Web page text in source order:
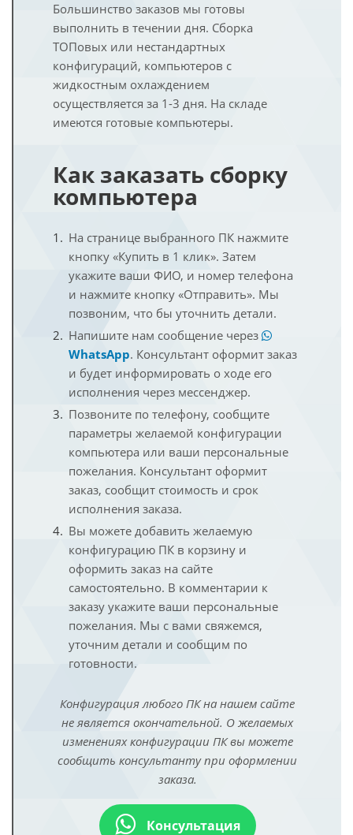
Большинство заказов мы готовы
выполнить в течении дня. Сборка
ТОПовых или нестандартных
конфигураций, компьютеров с
жидкостным охлаждением
осуществляется за 1-3 дня. На складе
имеются готовые компьютеры.
Как заказать сборку
компьютера
На странице выбранного ПК нажмите
кнопку «Купить в 1 клик». Затем
укажите ваши ФИО, и номер телефона
и нажмите кнопку «Отправить». Мы
позвоним, что бы уточнить детали.
Напишите нам сообщение через
WhatsApp. Консультант оформит заказ
и будет информировать о ходе его
исполнения через мессенджер.
Позвоните по телефону, сообщите
параметры желаемой конфигурации
компьютера или ваши персональные
пожелания. Консультант оформит
заказ, сообщит стоимость и срок
исполнения заказа.
Вы можете добавить желаемую
конфигурацию ПК в корзину и
оформить заказ на сайте
самостоятельно. В комментарии к
заказу укажите ваши персональные
пожелания. Мы с вами свяжемся,
уточним детали и сообщим по
готовности.
Конфигурация любого ПК на нашем сайте
не является окончательной. О желаемых
изменениях конфигурации ПК вы можете
сообщить консультанту при оформлении
заказа.
Консультация